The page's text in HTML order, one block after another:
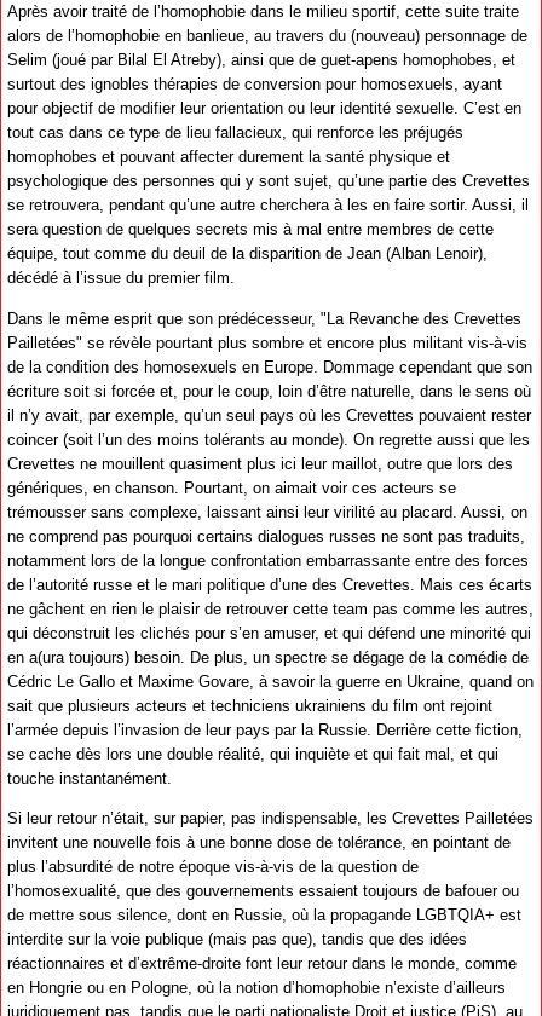
Après avoir traité de l’homophobie dans le milieu sportif, cette suite traite
alors de l’homophobie en banlieue, au travers du (nouveau) personnage de
Selim (joué par Bilal El Atreby), ainsi que de guet-apens homophobes, et
surtout des ignobles thérapies de conversion pour homosexuels, ayant
pour objectif de modifier leur orientation ou leur identité sexuelle. C’est en
tout cas dans ce type de lieu fallacieux, qui renforce les préjugés
homophobes et pouvant affecter durement la santé physique et
psychologique des personnes qui y sont sujet, qu’une partie des Crevettes
se retrouvera, pendant qu’une autre cherchera à les en faire sortir. Aussi, il
sera question de quelques secrets mis à mal entre membres de cette
équipe, tout comme du deuil de la disparition de Jean (Alban Lenoir),
décédé à l’issue du premier film.
Dans le même esprit que son prédécesseur, "La Revanche des Crevettes
Pailletées" se révèle pourtant plus sombre et encore plus militant vis-à-vis
de la condition des homosexuels en Europe. Dommage cependant que son
écriture soit si forcée et, pour le coup, loin d’être naturelle, dans le sens où
il n’y avait, par exemple, qu’un seul pays où les Crevettes pouvaient rester
coincer (soit l’un des moins tolérants au monde). On regrette aussi que les
Crevettes ne mouillent quasiment plus ici leur maillot, outre que lors des
génériques, en chanson. Pourtant, on aimait voir ces acteurs se
trémousser sans complexe, laissant ainsi leur virilité au placard. Aussi, on
ne comprend pas pourquoi certains dialogues russes ne sont pas traduits,
notamment lors de la longue confrontation embarrassante entre des forces
de l’autorité russe et le mari politique d’une des Crevettes. Mais ces écarts
ne gâchent en rien le plaisir de retrouver cette team pas comme les autres,
qui déconstruit les clichés pour s’en amuser, et qui défend une minorité qui
en a(ura toujours) besoin. De plus, un spectre se dégage de la comédie de
Cédric Le Gallo et Maxime Govare, à savoir la guerre en Ukraine, quand on
sait que plusieurs acteurs et techniciens ukrainiens du film ont rejoint
l’armée depuis l’invasion de leur pays par la Russie. Derrière cette fiction,
se cache dès lors une double réalité, qui inquiète et qui fait mal, et qui
touche instantanément.
Si leur retour n’était, sur papier, pas indispensable, les Crevettes Pailletées
invitent une nouvelle fois à une bonne dose de tolérance, en pointant de
plus l’absurdité de notre époque vis-à-vis de la question de
l’homosexualité, que des gouvernements essaient toujours de bafouer ou
de mettre sous silence, dont en Russie, où la propagande LGBTQIA+ est
interdite sur la voie publique (mais pas que), tandis que des idées
réactionnaires et d’extrême-droite font leur retour dans le monde, comme
en Hongrie ou en Pologne, où la notion d’homophobie n’existe d’ailleurs
juridiquement pas, tandis que le parti nationaliste Droit et justice (PiS), au